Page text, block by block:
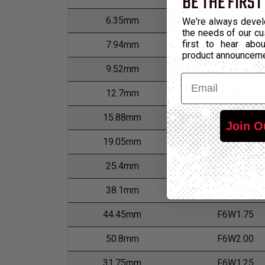
6.35mm F6W0.25
7.94mm F6W0.31
9.52mm F6W0.38
12.7mm
15.88mm F6W0.63
19.05mm F6W0.75
25.4mm F6W1.00
38.1mm F6W1.50
44.45mm F6W1.75
50.8mm F6W2.00
We're always
the needs of our
first to hear
product
Email
Join